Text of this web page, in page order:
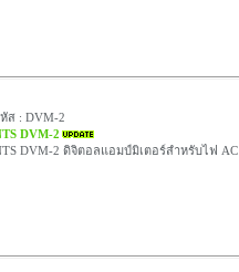
ส : DVM-2
DVM-2
DVM-2 ดิจิตอลแอมป์มิเตอร์สำหรับไฟ AC